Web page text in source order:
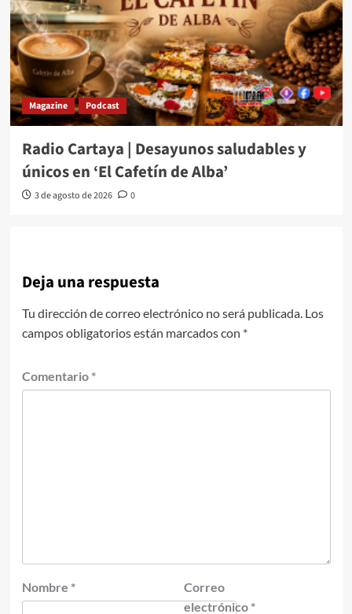
Magazine Podcast
Radio Cartaya | Desayunos saludables y
únicos en ‘El Cafetín de Alba’
3 de agosto de 2026 0
Deja una respuesta
Tu dirección de correo electrónico no será publicada. Los
campos obligatorios están marcados con *
Comentario *
Nombre *
Correo
electrónico *